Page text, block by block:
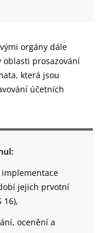
orgány dále
prosazování
která jsou
účetních
jejich prvotní
16),
ocenění a